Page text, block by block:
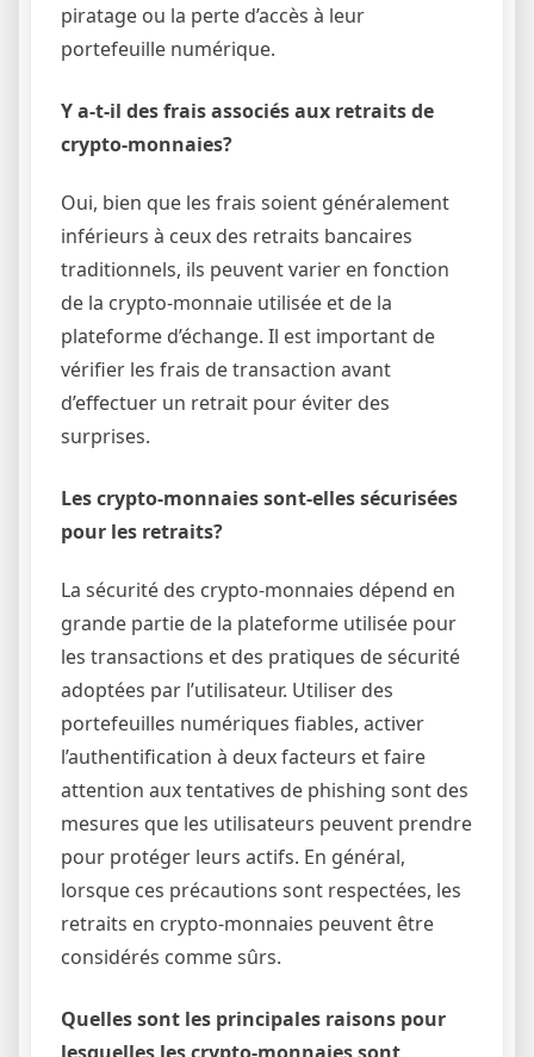
piratage ou la perte d’accès à leur
portefeuille numérique.
Y a-t-il des frais associés aux retraits de
crypto-monnaies?
Oui, bien que les frais soient généralement
inférieurs à ceux des retraits bancaires
traditionnels, ils peuvent varier en fonction
de la crypto-monnaie utilisée et de la
plateforme d’échange. Il est important de
vérifier les frais de transaction avant
d’effectuer un retrait pour éviter des
surprises.
Les crypto-monnaies sont-elles sécurisées
pour les retraits?
La sécurité des crypto-monnaies dépend en
grande partie de la plateforme utilisée pour
les transactions et des pratiques de sécurité
adoptées par l’utilisateur. Utiliser des
portefeuilles numériques fiables, activer
l’authentification à deux facteurs et faire
attention aux tentatives de phishing sont des
mesures que les utilisateurs peuvent prendre
pour protéger leurs actifs. En général,
lorsque ces précautions sont respectées, les
retraits en crypto-monnaies peuvent être
considérés comme sûrs.
Quelles sont les principales raisons pour